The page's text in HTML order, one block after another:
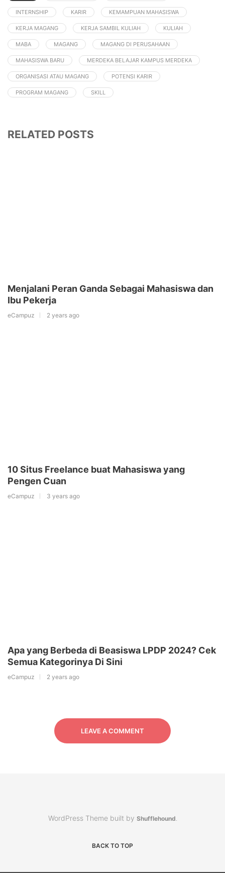
INTERNSHIP KARIR KEMAMPUAN MAHASISWA
KERJA MAGANG KERJA SAMBIL KULIAH KULIAH
MABA MAGANG MAGANG DI PERUSAHAAN
MAHASISWA BARU MERDEKA BELAJAR KAMPUS MERDEKA
ORGANISASI ATAU MAGANG POTENSI KARIR
PROGRAM MAGANG SKILL
RELATED POSTS
Menjalani Peran Ganda Sebagai Mahasiswa dan
Ibu Pekerja
eCampuz 2 years ago
10 Situs Freelance buat Mahasiswa yang
Pengen Cuan
eCampuz 3 years ago
Apa yang Berbeda di Beasiswa LPDP 2024? Cek
Semua Kategorinya Di Sini
eCampuz 2 years ago
LEAVE A COMMENT
WordPress Theme built by Shufflehound.
BACK TO TOP